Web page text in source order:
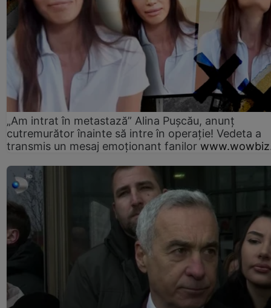
„Am intrat în metastază” Alina Pușcău, anunț
cutremurător înainte să intre în operație! Vedeta a
transmis un mesaj emoționant fanilor